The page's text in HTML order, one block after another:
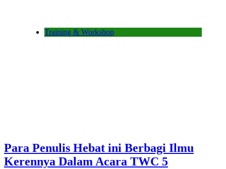
Training & Workshop
Para Penulis Hebat ini Berbagi Ilmu
Kerennya Dalam Acara TWC 5